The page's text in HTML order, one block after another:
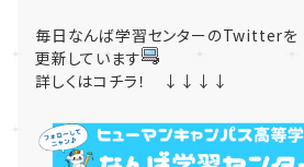
毎日なんば学習センターのTwitterを
更新しています
詳しくはコチラ！ ↓↓↓↓